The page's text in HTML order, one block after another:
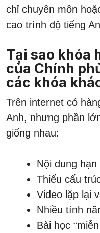
chỉ chuyên môn
cao trình độ tiếng
Tại sao khóa
của Chính
các khóa
Trên internet có
Anh, nhưng phần
giống nhau:
Nội dung
Thiếu cấu
Video lặp lại
Nhiều tính
Bài học